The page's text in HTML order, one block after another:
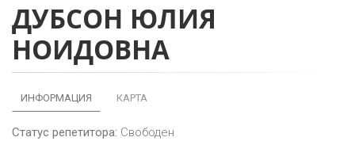
ДУБСОН ЮЛИЯ
НОИДОВНА
ИНФОРМАЦИЯ КАРТА
Статус репетитора: Свободен